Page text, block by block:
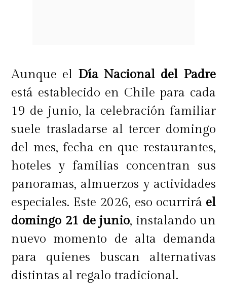
muy importante para Tio Pepe a
nivel mundial, ya que Chile fue el
primer país que
eligió a sus
representantes en un circuito de
700 Tio Pepe Challenge en todo el
mundo.
En el certamen
participaron 9 apasionados de la
barra, 7 hombres y 2 mujeres,
quienes partieron la jornada con
una cata a ciegas del jerez, para
luego pasar a un Reto de la
Venencia, una oportunidad para
demostrar su técnica sirviendo Vino
Aunque el Día Nacional del Padre
está establecido en Chile para cada
19 de junio, la celebración familiar
suele trasladarse al tercer domingo
del mes, fecha en que restaurantes,
hoteles y familias concentran sus
panoramas, almuerzos y actividades
especiales. Este 2026, eso ocurrirá el
domingo 21 de junio, instalando un
nuevo momento de alta demanda
para quienes buscan alternativas
distintas al regalo tradicional.